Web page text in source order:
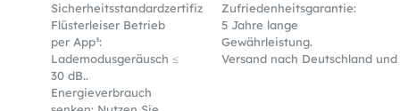
Sicherheitsstandardzertifizierung..
Flüsterleiser Betrieb
per App³:
Lademodusgeräusch ≤
30 dB..
Energieverbrauch
Zufriedenheitsgarantie:
5 Jahre lange
Gewährleistung.
Versand nach Deutschland